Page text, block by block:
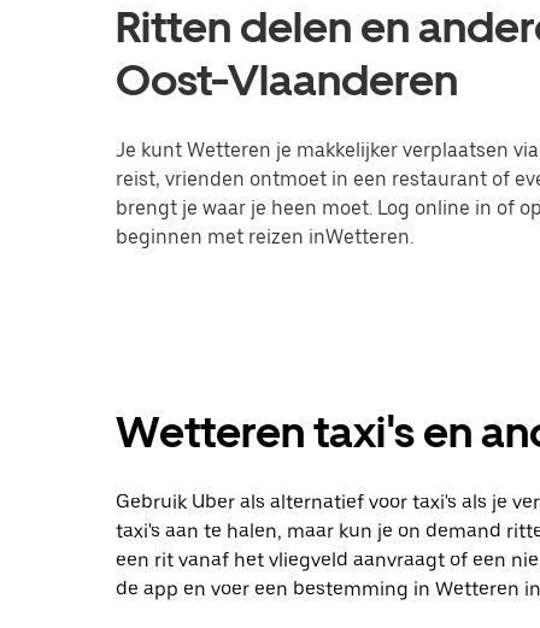
Ritten delen en
Oost-Vlaanderen
Je kunt Wetteren je makkelijker verplaatsen
reist, vrienden ontmoet in een restaurant of
brengt je waar je heen moet. Log online in of
beginnen met reizen inWetteren.
Wetteren taxi's en
Gebruik Uber als alternatief voor taxi's als je
taxi's aan te halen, maar kun je on demand
een rit vanaf het vliegveld aanvraagt of een
de app en voer een bestemming in Wetteren